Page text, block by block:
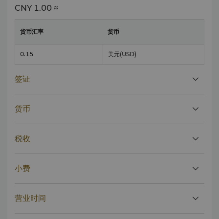
CNY 1.00 ≈
货币汇率 货币
0.15 美元(USD)
签证
货币
税收
小费
营业时间